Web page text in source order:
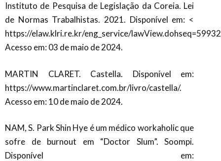
Instituto de Pesquisa de Legislação da Coreia. Lei
de Normas Trabalhistas. 2021. Disponível em: <
https://elaw.klri.re.kr/eng_service/
Acesso em: 03 demaio de 2024.
MARTIN CLARET. Castella. Disponível em:
https://www.martinclaret.com.br/livro/castella/.
Acesso em: 10 de maio de 2024.
NAM, S. Park Shin Hye é um médico workaholic que
sofre de burnout em “Doctor Slum”. Soompi.
Disponível em: